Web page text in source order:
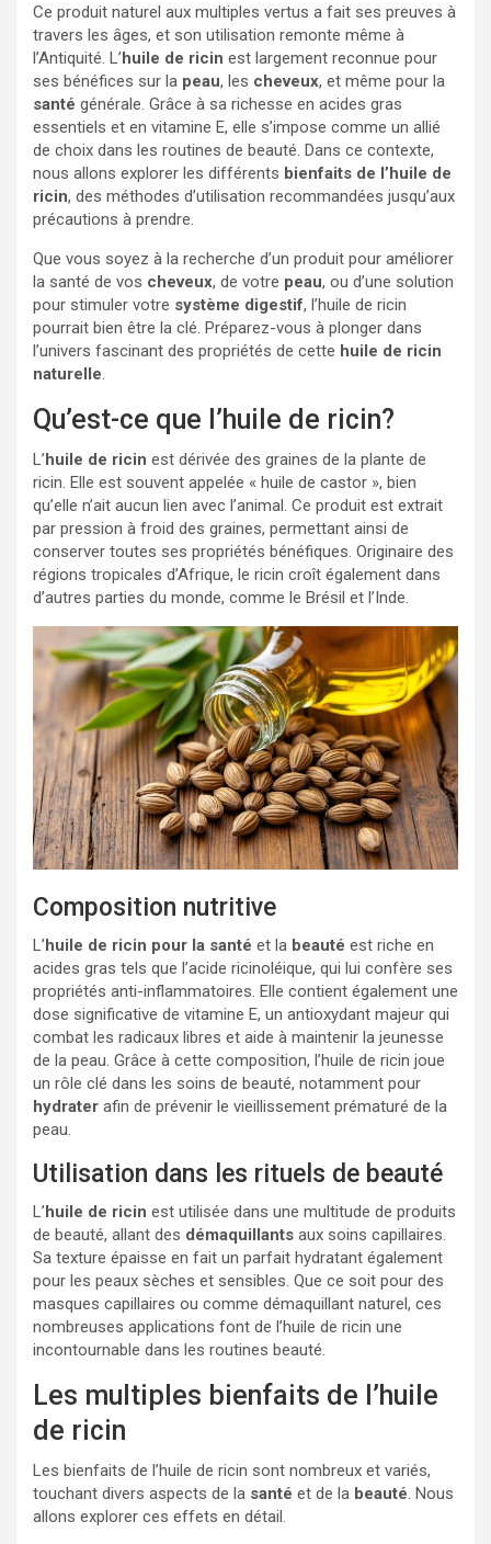
Ce produit naturel aux multiples vertus a fait ses preuves à
travers les âges, et son utilisation remonte même à
l’Antiquité. L’huile de ricin est largement reconnue pour
ses bénéfices sur la peau, les cheveux, et même pour la
santé générale. Grâce à sa richesse en acides gras
essentiels et en vitamine E, elle s’impose comme un allié
de choix dans les routines de beauté. Dans ce contexte,
nous allons explorer les différents bienfaits de l’huile de
ricin, des méthodes d’utilisation recommandées jusqu’aux
précautions à prendre.
Que vous soyez à la recherche d’un produit pour améliorer
la santé de vos cheveux, de votre peau, ou d’une solution
pour stimuler votre système digestif, l’huile de ricin
pourrait bien être la clé. Préparez-vous à plonger dans
l’univers fascinant des propriétés de cette huile de ricin
naturelle.
Qu’est-ce que l’huile de ricin?
L’huile de ricin est dérivée des graines de la plante de
ricin. Elle est souvent appelée « huile de castor », bien
qu’elle n’ait aucun lien avec l’animal. Ce produit est extrait
par pression à froid des graines, permettant ainsi de
conserver toutes ses propriétés bénéfiques. Originaire des
régions tropicales d’Afrique, le ricin croît également dans
d’autres parties du monde, comme le Brésil et l’Inde.
Composition nutritive
L’huile de ricin pour la santé et la beauté est riche en
acides gras tels que l’acide ricinoléique, qui lui confère ses
propriétés anti-inflammatoires. Elle contient également une
dose significative de vitamine E, un antioxydant majeur qui
combat les radicaux libres et aide à maintenir la jeunesse
de la peau. Grâce à cette composition, l’huile de ricin joue
un rôle clé dans les soins de beauté, notamment pour
hydrater afin de prévenir le vieillissement prématuré de la
peau.
Utilisation dans les rituels de beauté
L’huile de ricin est utilisée dans une multitude de produits
de beauté, allant des démaquillants aux soins capillaires.
Sa texture épaisse en fait un parfait hydratant également
pour les peaux sèches et sensibles. Que ce soit pour des
masques capillaires ou comme démaquillant naturel, ces
nombreuses applications font de l’huile de ricin une
incontournable dans les routines beauté.
Les multiples bienfaits de l’huile
de ricin
Les bienfaits de l’huile de ricin sont nombreux et variés,
touchant divers aspects de la santé et de la beauté . Nous
allons explorer ces effets en détail.